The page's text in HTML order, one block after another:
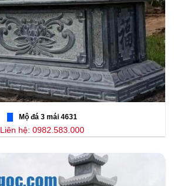
Mộ đá 3 mái 4631
Liên hệ: 0982.583.000